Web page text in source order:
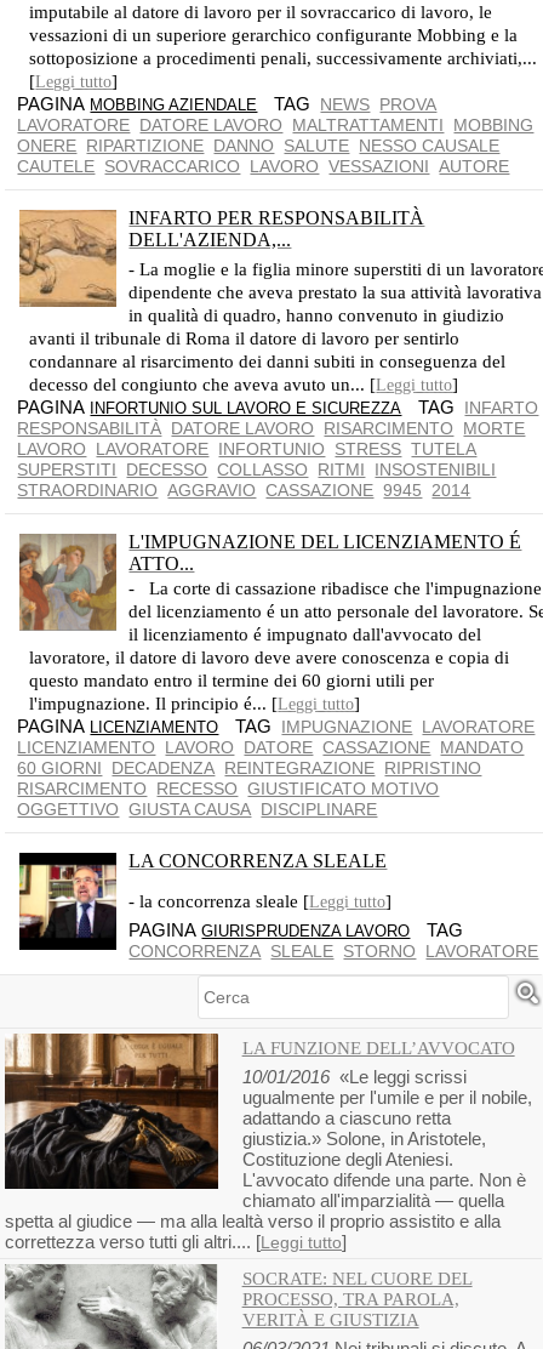
imputabile al datore di lavoro per il sovraccarico di lavoro, le
vessazioni di un superiore gerarchico configurante Mobbing e la
sottoposizione a procedimenti penali, successivamente archiviati,...
[Leggi tutto]
PAGINA MOBBING AZIENDALE TAG NEWS PROVA
LAVORATORE DATORE LAVORO MALTRATTAMENTI
MOBBING
ONERE RIPARTIZIONE DANNO SALUTE NESSO CAUSALE
CAUTELE SOVRACCARICO LAVORO VESSAZIONI AUTORE
INFARTO PER RESPONSABILITÀ
DELL'AZIENDA,...
- La moglie e la figlia minore superstiti di un
dipendente che aveva prestato la sua attività lavorativa
in qualità di quadro, hanno convenuto in giudizio
avanti il tribunale di Roma il datore di lavoro per sentirlo
condannare al risarcimento dei danni subiti in conseguenza del
decesso del congiunto che aveva avuto un... [Leggi tutto]
PAGINA INFORTUNIO SUL LAVORO E SICUREZZA TAG INFARTO
RESPONSABILITÀ DATORE LAVORO RISARCIMENTO
MORTE
LAVORO
LAVORATORE INFORTUNIO STRESS TUTELA
SUPERSTITI
DECESSO COLLASSO RITMI
INSOSTENIBILI
STRAORDINARIO AGGRAVIO CASSAZIONE 9945 2014
L'IMPUGNAZIONE DEL LICENZIAMENTO É
ATTO...
- La corte di cassazione ribadisce che l'impugnazione
del licenziamento é un atto personale del lavoratore.
il licenziamento é impugnato dall'avvocato del
lavoratore, il datore di lavoro deve avere conoscenza e copia di
questo mandato entro il termine dei 60 giorni utili per
l'impugnazione. Il principio é... [Leggi tutto]
PAGINA LICENZIAMENTO TAG IMPUGNAZIONE LAVORATORE
LICENZIAMENTO
LAVORO DATORE CASSAZIONE MANDATO
60 GIORNI
DECADENZA REINTEGRAZIONE RIPRISTINO
RISARCIMENTO
RECESSO GIUSTIFICATO MOTIVO
OGGETTIVO GIUSTA CAUSA DISCIPLINARE
LA CONCORRENZA SLEALE
- la concorrenza sleale [Leggi tutto]
PAGINAGIURISPRUDENZA LAVORO TAG
CONCORRENZA SLEALE STORNO LAVORATORE
Cerca
LA FUNZIONE DELL’AVVOCATO
10/01/2016«Le leggi scrissi
ugualmente per l'umile e per il nobile,
adattando a ciascuno retta
giustizia.» Solone, in Aristotele,
Costituzione degli Ateniesi.
L'avvocato difende una parte. Non è
chiamato all'imparzialità — quella
spetta al giudice — ma alla lealtà verso il proprio assistito e alla
correttezza verso tutti gli altri.... [Leggi tutto]
SOCRATE: NEL CUORE DEL
PROCESSO, TRA PAROLA,
VERITÀ E GIUSTIZIA